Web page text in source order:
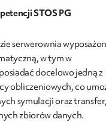
STOS PG
serwerownia
w tym w
docelowo jedną z
obliczeniowych, co
symulacji oraz
zbiorów danych.